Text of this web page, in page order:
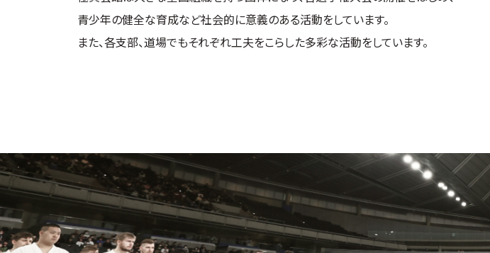
青少年の健全な育成など社会的に意義のある活動をしています。
また、各支部、道場でもそれぞれ工夫をこらした多彩な活動をしています。